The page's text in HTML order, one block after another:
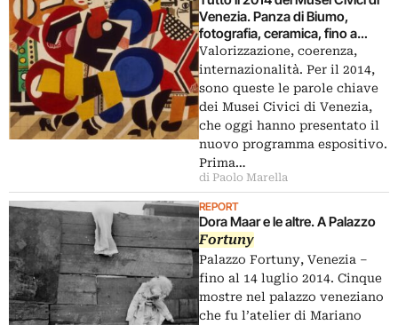
Venezia. Panza di Biumo,
fotografia, ceramica, fino a
Fernand Leger. Pronte
importanti partnership e
interventi mirati, mentre il 2013
chiude in attivo
Valorizzazione, coerenza,
internazionalità. Per il 2014,
sono queste le parole chiave
dei Musei Civici di Venezia,
che oggi hanno presentato il
nuovo programma espositivo.
Prima…
di Paolo Marella
REPORT
Dora Maar e le altre. A Palazzo
Fortuny
Palazzo Fortuny, Venezia –
fino al 14 luglio 2014. Cinque
mostre nel palazzo veneziano
che fu l’atelier di Mariano